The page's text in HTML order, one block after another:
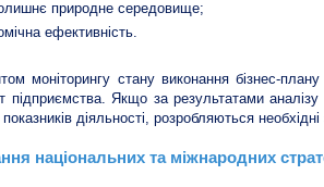
природне середовище;
ефективність.
моніторингу стану виконання бізнес-
підприємства. Якщо за результатами
діяльності, розробляються
національних та міжнародних